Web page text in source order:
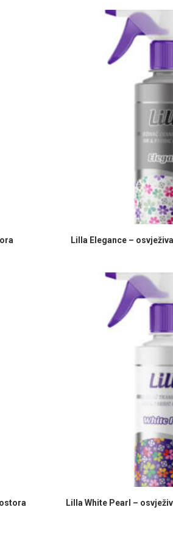
PROČITAJ
Lilla Elegance –
PROČITAJ
Lilla White Pearl –